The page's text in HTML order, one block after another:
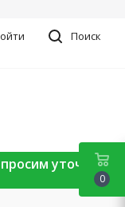
Поиск
уточнять
0